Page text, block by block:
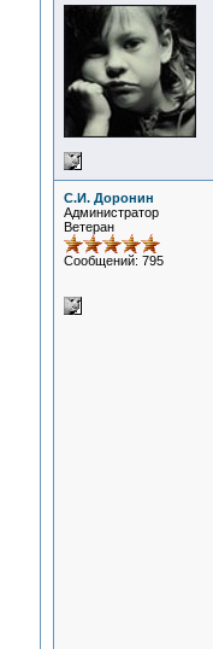
С.И. Доронин
Администратор
Ветеран
Сообщений: 795